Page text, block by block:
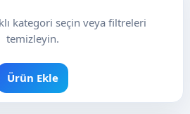
kategori seçin veya filtreleri
temizleyin.
Ürün Ekle